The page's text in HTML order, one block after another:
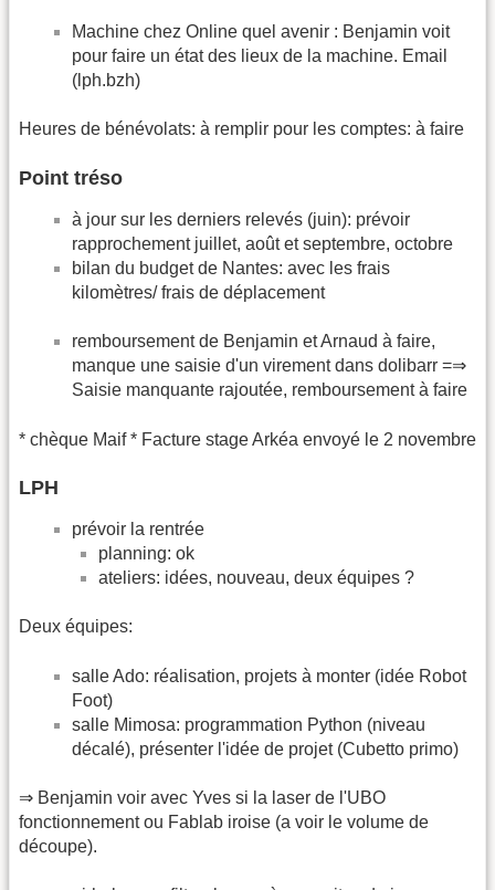
Machine chez Online quel avenir : Benjamin voit
pour faire un état des lieux de la machine. Email
(lph.bzh)
Heures de bénévolats: à remplir pour les comptes: à faire
Point tréso
à jour sur les derniers relevés (juin): prévoir
rapprochement juillet, août et septembre, octobre
bilan du budget de Nantes: avec les frais
kilomètres/ frais de déplacement
remboursement de Benjamin et Arnaud à faire,
manque une saisie d'un virement dans dolibarr =⇒
Saisie manquante rajoutée, remboursement à faire
* chèque Maif * Facture stage Arkéa envoyé le 2 novembre
LPH
prévoir la rentrée
planning: ok
ateliers: idées, nouveau, deux équipes ?
Deux équipes:
salle Ado: réalisation, projets à monter (idée Robot
Foot)
salle Mimosa: programmation Python (niveau
décalé), présenter l'idée de projet (Cubetto primo)
⇒ Benjamin voir avec Yves si la laser de l'UBO
fonctionnement ou Fablab iroise (a voir le volume de
découpe).